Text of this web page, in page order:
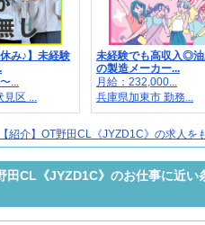
み♪】未経験
...
見区 ...
未経験でも高収入◎
の製造メーカー...
月給：232,000...
兵庫県加東市 勤務...
紹介】OT野田CL《JYZD1C》の求人を
CL《JYZD1C》のお仕事に近い